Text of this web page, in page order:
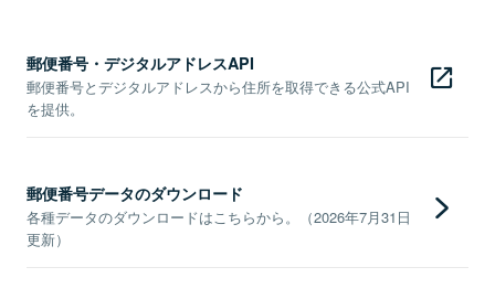
郵便番号・デジタルアドレスAPI
郵便番号とデジタルアドレスから住所を取得できる公式API
を提供。
郵便番号データのダウンロード
各種データのダウンロードはこちらから。（2026年7月31日
更新）